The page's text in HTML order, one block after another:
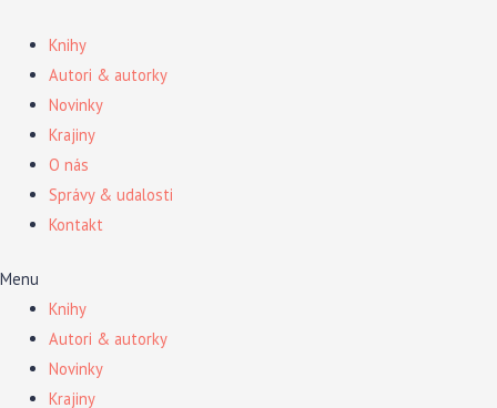
obsah
Knihy
Autori & autorky
Novinky
Krajiny
O nás
Správy & udalosti
Kontakt
Menu
Knihy
Autori & autorky
Novinky
Krajiny